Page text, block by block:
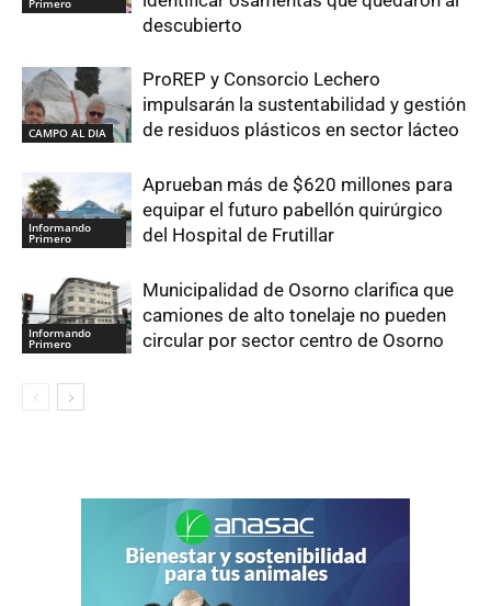
Primero
descubierto
CAMPO AL DIA
ProREP y Consorcio Lechero
impulsarán la sustentabilidad y gestión
de residuos plásticos en sector lácteo
Informando
Primero
Aprueban más de $620 millones para
equipar el futuro pabellón quirúrgico
del Hospital de Frutillar
Informando
Primero
Municipalidad de Osorno clarifica que
camiones de alto tonelaje no pueden
circular por sector centro de Osorno